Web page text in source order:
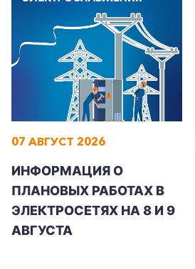
+7-800-700-24-57
Частным клиентам
Корпоративным клиентам
07 АВГУСТ 2026
ИНФОРМАЦИЯ О
ПЛАНОВЫХ РАБОТАХ В
ЭЛЕКТРОСЕТЯХ НА 8 И 9
АВГУСТА